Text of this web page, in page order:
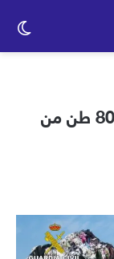
إسبانيا.. فتح تحقيق في إستيراد 800 طن من